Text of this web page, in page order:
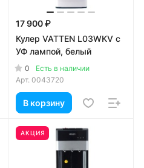
17 900 ₽
Кулер VATTEN L03WKV c
УФ лампой, белый
0
Есть в наличии
Арт. 0043720
В корзину
АКЦИЯ